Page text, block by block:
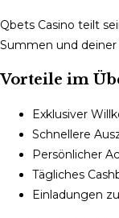
Qbets Casino teilt
Summen und
Vorteile im
Exklusiver
Schnellere
Persönlicher
Tägliches
Einladungen